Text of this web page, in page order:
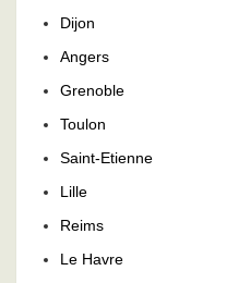
Dijon
Angers
Grenoble
Toulon
Saint-Etienne
Lille
Reims
Le Havre